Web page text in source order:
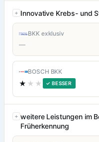
Innovative Krebs- und
BKK exklusiv
—
BOSCH BKK
★ ★★ ✓ BESSER
weitere Leistungen im
Früherkennung